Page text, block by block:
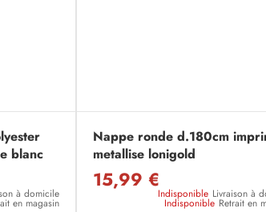
blanc
à domicile
en magasin
Nappe ronde d.180cm
metallise lonigold
15,99 €
Indisponible Livraison à
Indisponible Retrait en